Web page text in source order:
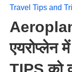
Travel Tips and
एयरोप्लेन